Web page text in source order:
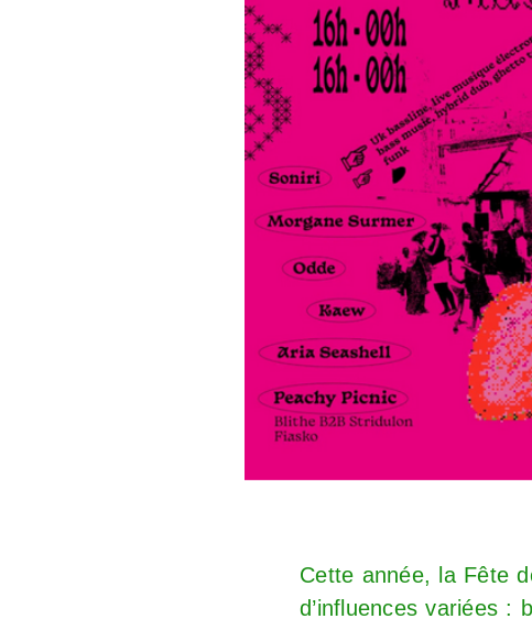
Cette année, la Fête
d’influences variées :